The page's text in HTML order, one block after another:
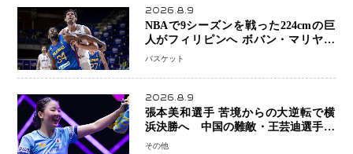
2026.8.9
NBAで9シーズンを戦った224cmの巨
人がフィリピンへ ボバン・マリヤノ
ビッチ ジョーンズカップで新たな挑
バスケット
2026.8.9
張本美和選手 苦境からの大逆転で横
浜決勝へ 中国の難敵・王芸迪選手を
撃破「ここからまた行くぞ」兄・智和
その他